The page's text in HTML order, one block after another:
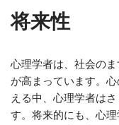
将来性
心理学者は、社会の
が高まっています。
える中、心理学者は
す。将来的にも、心